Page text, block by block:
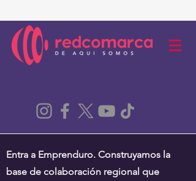
Entra a Emprenduro. Construyamos la
base de colaboración regional que